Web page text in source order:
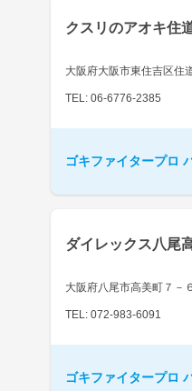
クスリのアオキ住
大阪府大阪市東住吉区住
TEL: 06-6776-2385
ゴキファイタープロ
ダイレックス八尾
大阪府八尾市高美町７－
TEL: 072-983-6091
ゴキファイタープロ